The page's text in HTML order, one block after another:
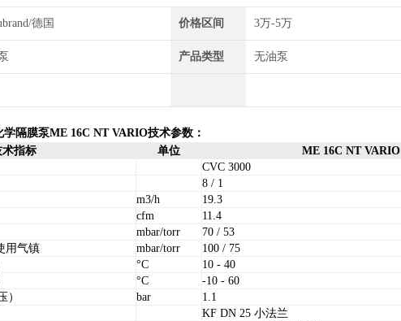
德国 价格区间 3万-5万
产品类型 无油泵
学隔膜泵ME 16C NT VARIO技术参数：
术指标
单位
ME 16C NT VARIO
CVC 3000
8 / 1
m3/h
19.3
cfm
11.4
mbar/torr
70 / 53
用气镇
mbar/torr
100 / 75
°C
10 - 40
°C
-10 - 60
）
bar
1.1
KF DN 25 小法兰